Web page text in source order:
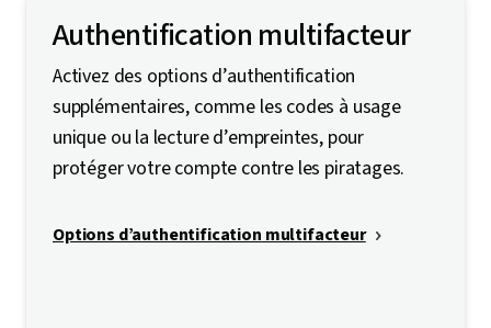
Authentification multifacteur
Activez des options d’authentification
supplémentaires, comme les codes à usage
unique ou la lecture d’empreintes, pour
protéger votre compte contre les piratages.
Options d’authentification multifacteur